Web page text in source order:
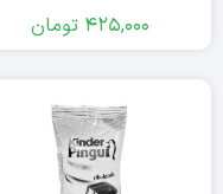
425,000 تومان